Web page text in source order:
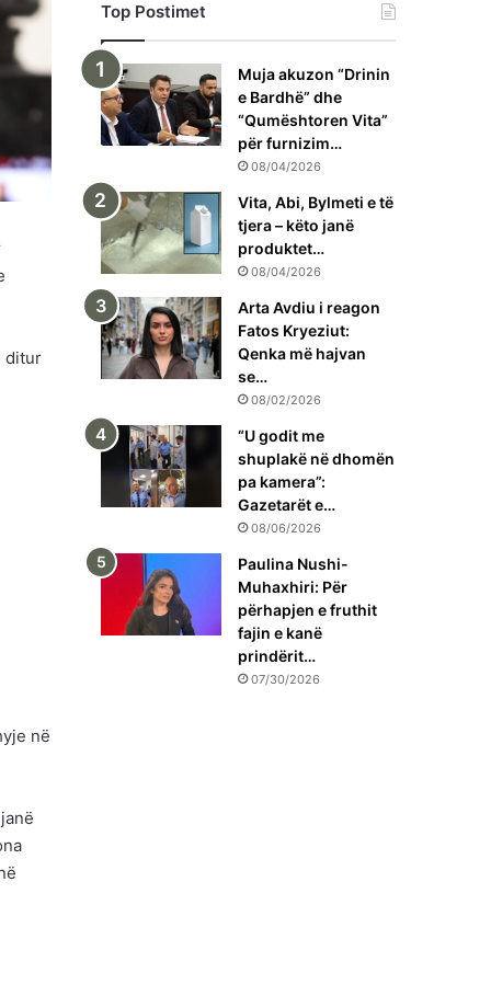
ditur
në
Top Postimet
Muja akuzon “Drinin
e Bardhë” dhe
“Qumështoren Vita”
për furnizim…
08/04/2026
Vita, Abi, Bylmeti e të
tjera – këto janë
produktet…
08/04/2026
Arta Avdiu i reagon
Fatos Kryeziut:
Qenka më hajvan
se…
08/02/2026
“U godit me
shuplakë në dhomën
pa kamera”:
Gazetarët e…
08/06/2026
Paulina Nushi-
Muhaxhiri: Për
përhapjen e fruthit
fajin e kanë
prindërit…
07/30/2026